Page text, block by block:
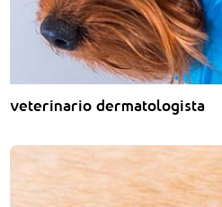
veterinario dermatologista